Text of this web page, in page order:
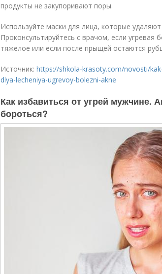
продукты не закупоривают поры.
Используйте маски для лица, которые
Проконсультируйтесь с врачом, если угревая
тяжелое или если после прыщей остаются
Источник: https://shkola-krasoty.com/novosti/
dlya-lecheniya-ugrevoy-bolezni-akne
Как избавиться от угрей мужчине.
бороться?